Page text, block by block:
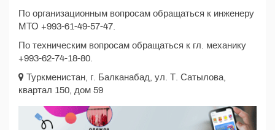
По организационным вопросам обращаться к инженеру
МТО +993-61-49-57-47.
По техническим вопросам обращаться к гл. механику
+993-62-74-18-80.
Туркменистан, г. Балканабад, ул. Т. Сатылова,
квартал 150, дом 59